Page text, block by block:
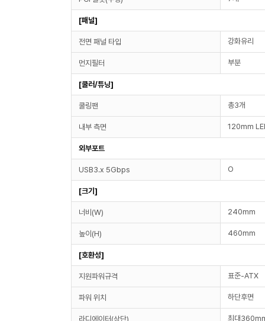
[패널]
전면 패널 타입 강화유리
먼지필터 부분
[쿨러/튜닝]
쿨링팬 총3개
내부 측면 120mm
외부포트
USB3.x 5Gbps O
[크기]
너비(W) 240mm
높이(H) 460mm
[호환성]
지원파워규격 표준-ATX
파워 위치 하단후면
라디에이터(상단) 최대